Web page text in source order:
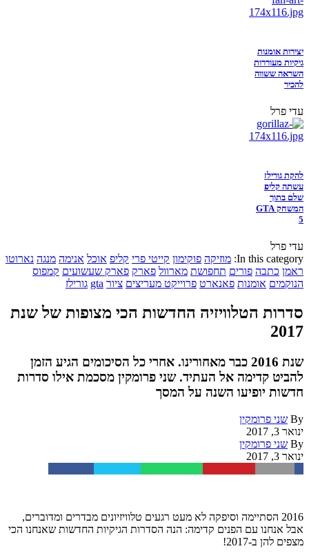
יצירות אומנות
גיקיות מעוררות
השראה ששווה
להכיר
עדי פרל
להקת גורילז
עשתה קליפ
שלם בתוך
המשחק GTA
5
עדי פרל
In this category: מוזיקה פוקימון קייטי פרי קליפ אוכל אנימה מנגה נארוטו
ראמן כתבה פורים תחפושת מארוול פארק פארק שעשועים קמפוס
הנוקמים אומנות פאנארט פרוייקט מעריצים ציור gta גורילז
סדרות הטלוויזיה החדשות הכי מצופות של שנת
2017
שנת 2016 כבר מאחורינו. אחרי כל הסיכומים הגיע הזמן
להביט קדימה אל העתיד. שני פרומקין מסכמת אילו סדרות
חדשות יופיעו השנה על המסך
By שני פרומקין
ינואר 3, 2017
By שני פרומקין
ינואר 3, 2017
2016 הסתיימה וסיפקה לא מעט רגעים טלוויזיונים מבדרים ומדוברים,
אבל אנחנו עם הפנים קדימה: הנה הסדרות הגיקיות החדשות שאנחנו הכי
מצפים להן ב-2017!